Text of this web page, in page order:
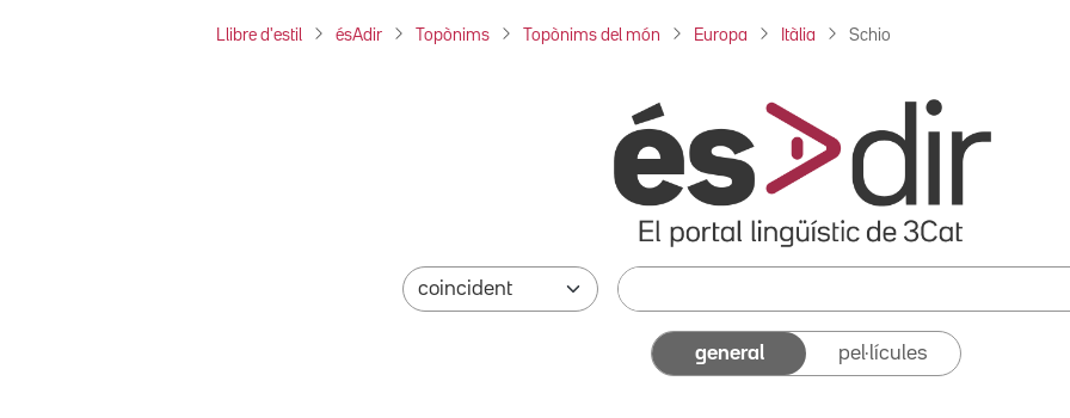
Llibre d'estil ésAdir Topònims Topònims del món Europa Itàlia Schio
general pel·lícules